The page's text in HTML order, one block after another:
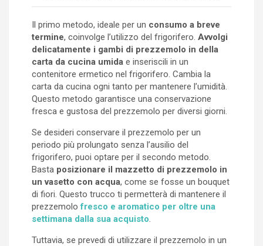
Il primo metodo, ideale per un consumo a breve
termine, coinvolge l’utilizzo del frigorifero. Avvolgi
delicatamente i gambi di prezzemolo in della
carta da cucina umida e inseriscili in un
contenitore ermetico nel frigorifero. Cambia la
carta da cucina ogni tanto per mantenere l’umidità.
Questo metodo garantisce una conservazione
fresca e gustosa del prezzemolo per diversi giorni.
Se desideri conservare il prezzemolo per un
periodo più prolungato senza l’ausilio del
frigorifero, puoi optare per il secondo metodo.
Basta posizionare il mazzetto di prezzemolo in
un vasetto con acqua, come se fosse un bouquet
di fiori. Questo trucco ti permetterà di mantenere il
prezzemolo fresco e aromatico per oltre una
settimana dalla sua acquisto.
Tuttavia, se prevedi di utilizzare il prezzemolo in un